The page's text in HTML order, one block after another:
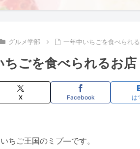
グルメ学部 一年中いちごを食べられ
ちごを食べられるお
X Facebook は
ちご王国のミプ―です。